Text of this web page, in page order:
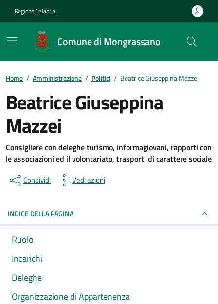
Regione Calabria
Comune di Mongrassano
Home / Amministrazione / Politici / Beatrice Giuseppina Mazzei
Beatrice Giuseppina
Mazzei
Consigliere con deleghe turismo, informagiovani, rapporti con
le associazioni ed il volontariato, trasporti di carattere sociale
Condividi Vedi azioni
INDICE DELLA PAGINA
Ruolo
Incarichi
Deleghe
Organizzazione di Appartenenza